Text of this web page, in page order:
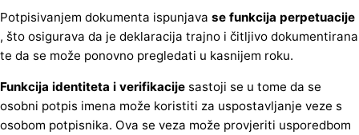
Potpisivanjem dokumenta ispunjava se funkcija perpetuacije
, što osigurava da je deklaracija trajno i čitljivo dokumentirana
te da se može ponovno pregledati u kasnijem roku.
Funkcija identiteta i verifikacije sastoji se u tome da se
osobni potpis imena može koristiti za uspostavljanje veze s
osobom potpisnika. Ova se veza može provjeriti usporedbom